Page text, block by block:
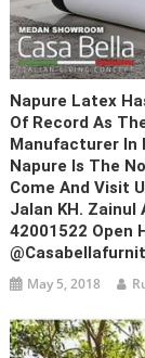
Napure Latex
Of Record As
Manufacturer In
Napure Is The
Come And Visit
Jalan KH. Zainul
42001522 Open
May 5, 2018